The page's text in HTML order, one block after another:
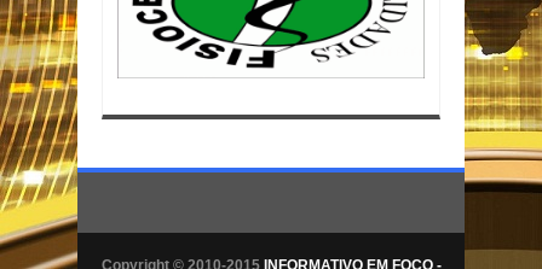
Copyright © 2010-2015 INFORMATIVO EM FOCO -